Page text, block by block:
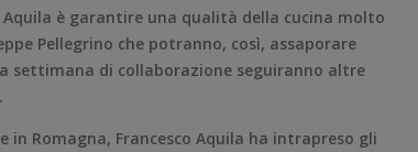
Aquila è garantire una qualità della cucina molto
Pellegrino che potranno, così, assaporare
settimana di collaborazione seguiranno altre
Romagna, Francesco Aquila ha intrapreso gli